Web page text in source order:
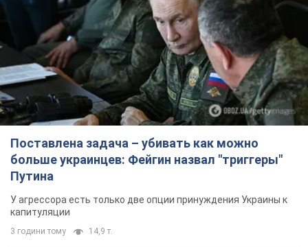
Поставлена задача – убивать как можно
больше украинцев: Фейгин назвал "триггеры"
Путина
У агрессора есть только две опции принуждения Украины к
капитуляции
3 години тому 14,9 т.